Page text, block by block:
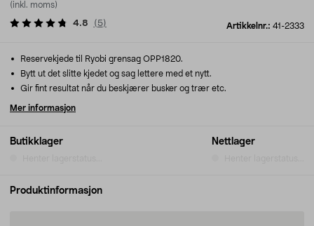
(inkl. moms)
Artikkelnr.: 41-2333
4.8 ( 5)
Butikklager Nettlager
Reservekjede til Ryobi grensag OPP1820.
Bytt ut det slitte kjedet og sag lettere med et nytt.
Gir fint resultat når du beskjærer busker og trær etc.
Mer informasjon
Produktinformasjon